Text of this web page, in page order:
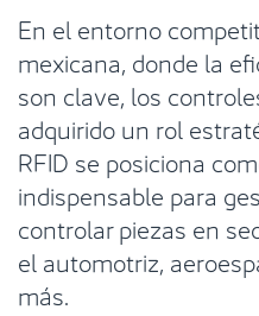
En el entorno
mexicana, donde la
son clave, los
adquirido un rol
RFID se posiciona
indispensable para
controlar piezas en
el automotriz,
más.